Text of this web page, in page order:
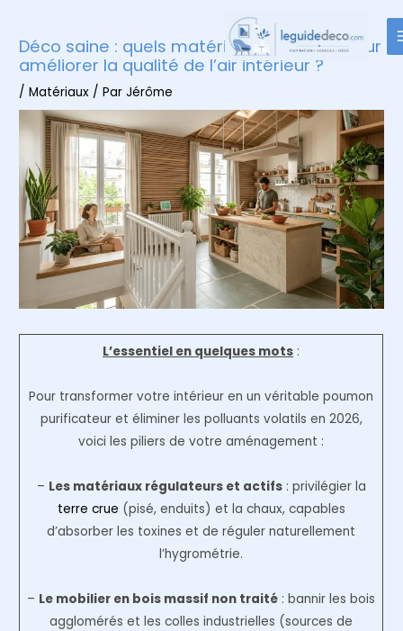
contenu
Déco saine : quels matériaux privilégier pour
améliorer la qualité de l’air intérieur ?
/Matériaux / ParJérôme
L’essentiel en quelques mots :
Pour transformer votre intérieur en un véritable poumon
purificateur et éliminer les polluants volatils en 2026,
voici les piliers de votre aménagement :
– Les matériaux régulateurs et actifs: privilégier la
terre crue (pisé, enduits) et la chaux, capables
d’absorber les toxines et de réguler naturellement
l’hygrométrie.
– Le mobilier en bois massif non traité : bannir les bois
agglomérés et les colles industrielles (sources de